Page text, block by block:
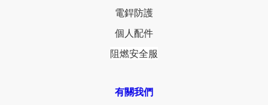
電銲防護
個人配件
阻燃安全服
有關我們